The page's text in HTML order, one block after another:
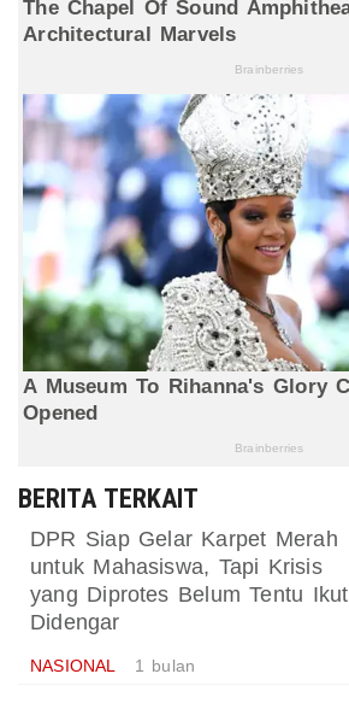
BERITA TERKAIT
DPR Siap Gelar Karpet Merah
untuk Mahasiswa, Tapi Krisis
yang Diprotes Belum Tentu Ikut
Didengar
NASIONAL 1 bulan